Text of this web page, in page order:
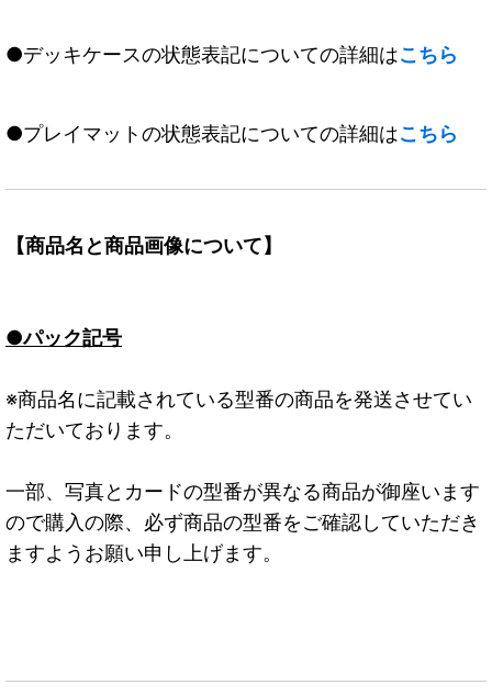
●デッキケースの状態表記についての詳細はこちら
●プレイマットの状態表記についての詳細はこちら
【商品名と商品画像について】
●パック記号
※商品名に記載されている型番の商品を発送させてい
ただいております。
一部、写真とカードの型番が異なる商品が御座います
ので購入の際、必ず商品の型番をご確認していただき
ますようお願い申し上げます。